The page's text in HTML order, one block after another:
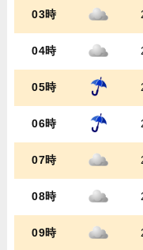
03時
04時
05時
06時
07時
08時
09時